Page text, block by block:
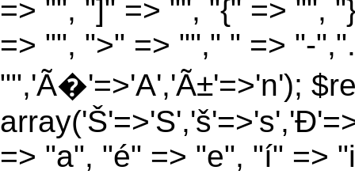
=> "", "]" => "", "{" => "",
=> "", ">" => ""," " => "-
"",'Ã�'=>'A','Ã±'=>'n');
=> "a", "é" => "e", "í" =>